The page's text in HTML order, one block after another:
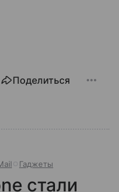
Поделиться
Гаджеты
стали